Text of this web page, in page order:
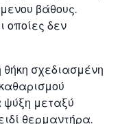
βάθους.
οποίες δεν
θήκη σχεδιασμένη
ψύξη μεταξύ
θερμαντήρα.